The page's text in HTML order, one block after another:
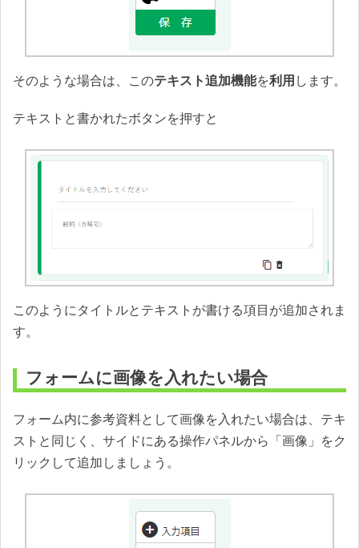
そのような場合は、このテキスト追加機能を利用 します。
テキストと書かれたボタンを押すと
このようにタイトルとテキストが書ける項目が追加されま
す。
フォームに画像を入れたい場合
フォーム内に参考資料として画像を入れたい場合は、テキ
ストと同じく、サイドにある操作パネルから「画像」をク
リックして追加しましょう。